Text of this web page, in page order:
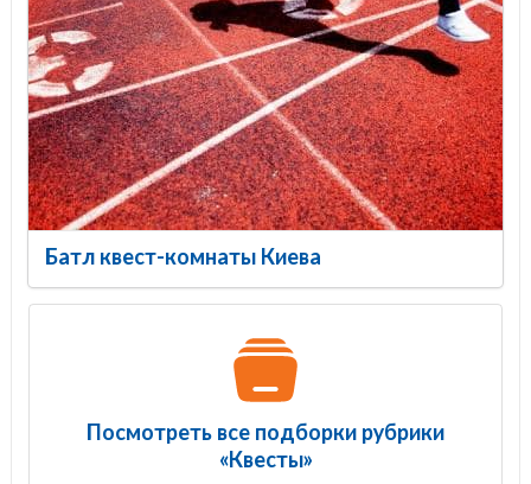
Батл квест-комнаты Киева
Посмотреть все подборки рубрики
«Квесты»